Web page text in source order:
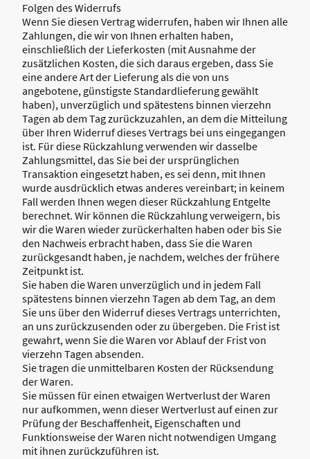
Folgen des Widerrufs
Wenn Sie diesen Vertrag widerrufen, haben wir Ihnen alle
Zahlungen, die wir von Ihnen erhalten haben,
einschließlich der Lieferkosten (mit Ausnahme der
zusätzlichen Kosten, die sich daraus ergeben, dass Sie
eine andere Art der Lieferung als die von uns
angebotene, günstigste Standardlieferung gewählt
haben), unverzüglich und spätestens binnen vierzehn
Tagen ab dem Tag zurückzuzahlen, an dem die Mitteilung
über Ihren Widerruf dieses Vertrags bei uns eingegangen
ist. Für diese Rückzahlung verwenden wir dasselbe
Zahlungsmittel, das Sie bei der ursprünglichen
Transaktion eingesetzt haben, es sei denn, mit Ihnen
wurde ausdrücklich etwas anderes vereinbart; in keinem
Fall werden Ihnen wegen dieser Rückzahlung Entgelte
berechnet. Wir können die Rückzahlung verweigern, bis
wir die Waren wieder zurückerhalten haben oder bis Sie
den Nachweis erbracht haben, dass Sie die Waren
zurückgesandt haben, je nachdem, welches der frühere
Zeitpunkt ist.
Sie haben die Waren unverzüglich und in jedem Fall
spätestens binnen vierzehn Tagen ab dem Tag, an dem
Sie uns über den Widerruf dieses Vertrags unterrichten,
an uns zurückzusenden oder zu übergeben. Die Frist ist
gewahrt, wenn Sie die Waren vor Ablauf der Frist von
vierzehn Tagen absenden.
Sie tragen die unmittelbaren Kosten der Rücksendung
der Waren.
Sie müssen für einen etwaigen Wertverlust der Waren
nur aufkommen, wenn dieser Wertverlust auf einen zur
Prüfung der Beschaffenheit, Eigenschaften und
Funktionsweise der Waren nicht notwendigen Umgang
mit ihnen zurückzuführen ist.